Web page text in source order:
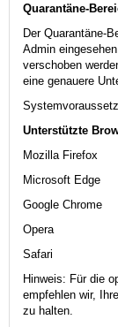
Quarantäne-
Der Quarantäne-
Admin
verschoben
eine genauere
Unterstützte
Mozilla Firefox
Microsoft Edge
Google Chrome
Opera
Safari
Hinweis: Für die
empfehlen wir,
zu halten.